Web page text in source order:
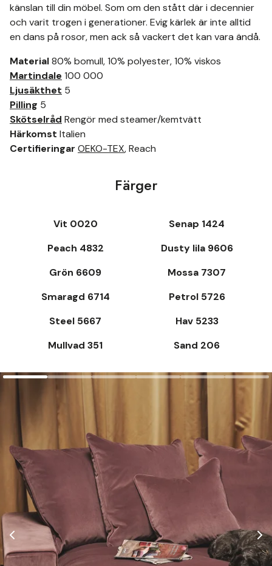
känslan till din möbel. Som om den stått där i decennier
och varit trogen i generationer. Evig kärlek är inte alltid
en dans på rosor, men ack så vackert det kan vara ändå.
Material80% bomull, 10% polyester, 10% viskos
Martindale 100 000
Ljusäkthet 5
Pilling 5
Skötselråd Rengör med steamer/kemtvätt
Härkomst Italien
Certifieringar OEKO-TEX, Reach
Färger
Vit 0020
Senap 1424
Peach 4832
Dusty lila 9606
Grön 6609
Mossa 7307
Smaragd 6714
Petrol 5726
Steel 5667
Hav 5233
Mullvad 351
Sand 206